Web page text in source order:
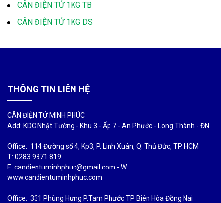
CÂN ĐIỆN TỬ 1KG TB
CÂN ĐIỆN TỬ 1KG DS
THÔNG TIN LIÊN HỆ
CÂN ĐIỆN TỬ MINH PHÚC
Add: KDC Nhật Tường - Khu 3 - Ấp 7 - An Phước - Long Thành - ĐN
Office: 114 Đường số 4, Kp3, P. Linh Xuân, Q. Thủ Đức, TP. HCM
T: 0283 9371 819
E: candientuminhphuc@gmail.com - W:
www.candientuminhphuc.com
Office: 331 Phùng Hưng P.Tam Phước TP Biên Hòa Đồng Nai